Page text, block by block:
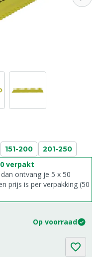
151-200 201-250
verpakt
ontvang je 5 x 50
prijs is per verpakking (50
Op voorraad